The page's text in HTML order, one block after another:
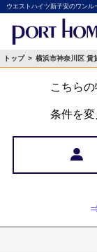
ウエストハイツ新子安のワン
トップ > 横浜市神奈川区 賃
こちら
条件を変